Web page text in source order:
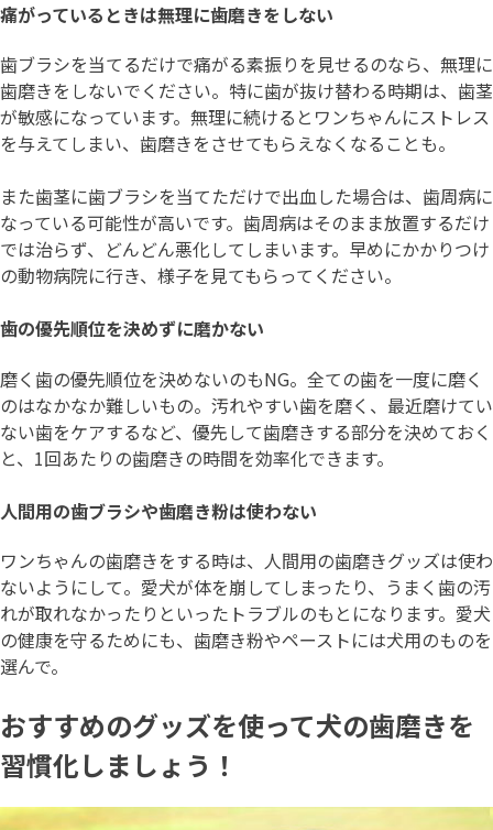
痛がっているときは無理に歯磨きをしない
歯ブラシを当てるだけで痛がる素振りを見せるのなら、無理に
歯磨きをしないでください。特に歯が抜け替わる時期は、歯茎
が敏感になっています。無理に続けるとワンちゃんにストレス
を与えてしまい、歯磨きをさせてもらえなくなることも。
また歯茎に歯ブラシを当てただけで出血した場合は、歯周病に
なっている可能性が高いです。歯周病はそのまま放置するだけ
では治らず、どんどん悪化してしまいます。早めにかかりつけ
の動物病院に行き、様子を見てもらってください。
歯の優先順位を決めずに磨かない
磨く歯の優先順位を決めないのもNG。全ての歯を一度に磨く
のはなかなか難しいもの。汚れやすい歯を磨く、最近磨けてい
ない歯をケアするなど、優先して歯磨きする部分を決めておく
と、1回あたりの歯磨きの時間を効率化できます。
人間用の歯ブラシや歯磨き粉は使わない
ワンちゃんの歯磨きをする時は、人間用の歯磨きグッズは使わ
ないようにして。愛犬が体を崩してしまったり、うまく歯の汚
れが取れなかったりといったトラブルのもとになります。愛犬
の健康を守るためにも、歯磨き粉やペーストには犬用のものを
選んで。
おすすめのグッズを使って犬の歯磨きを
習慣化しましょう！